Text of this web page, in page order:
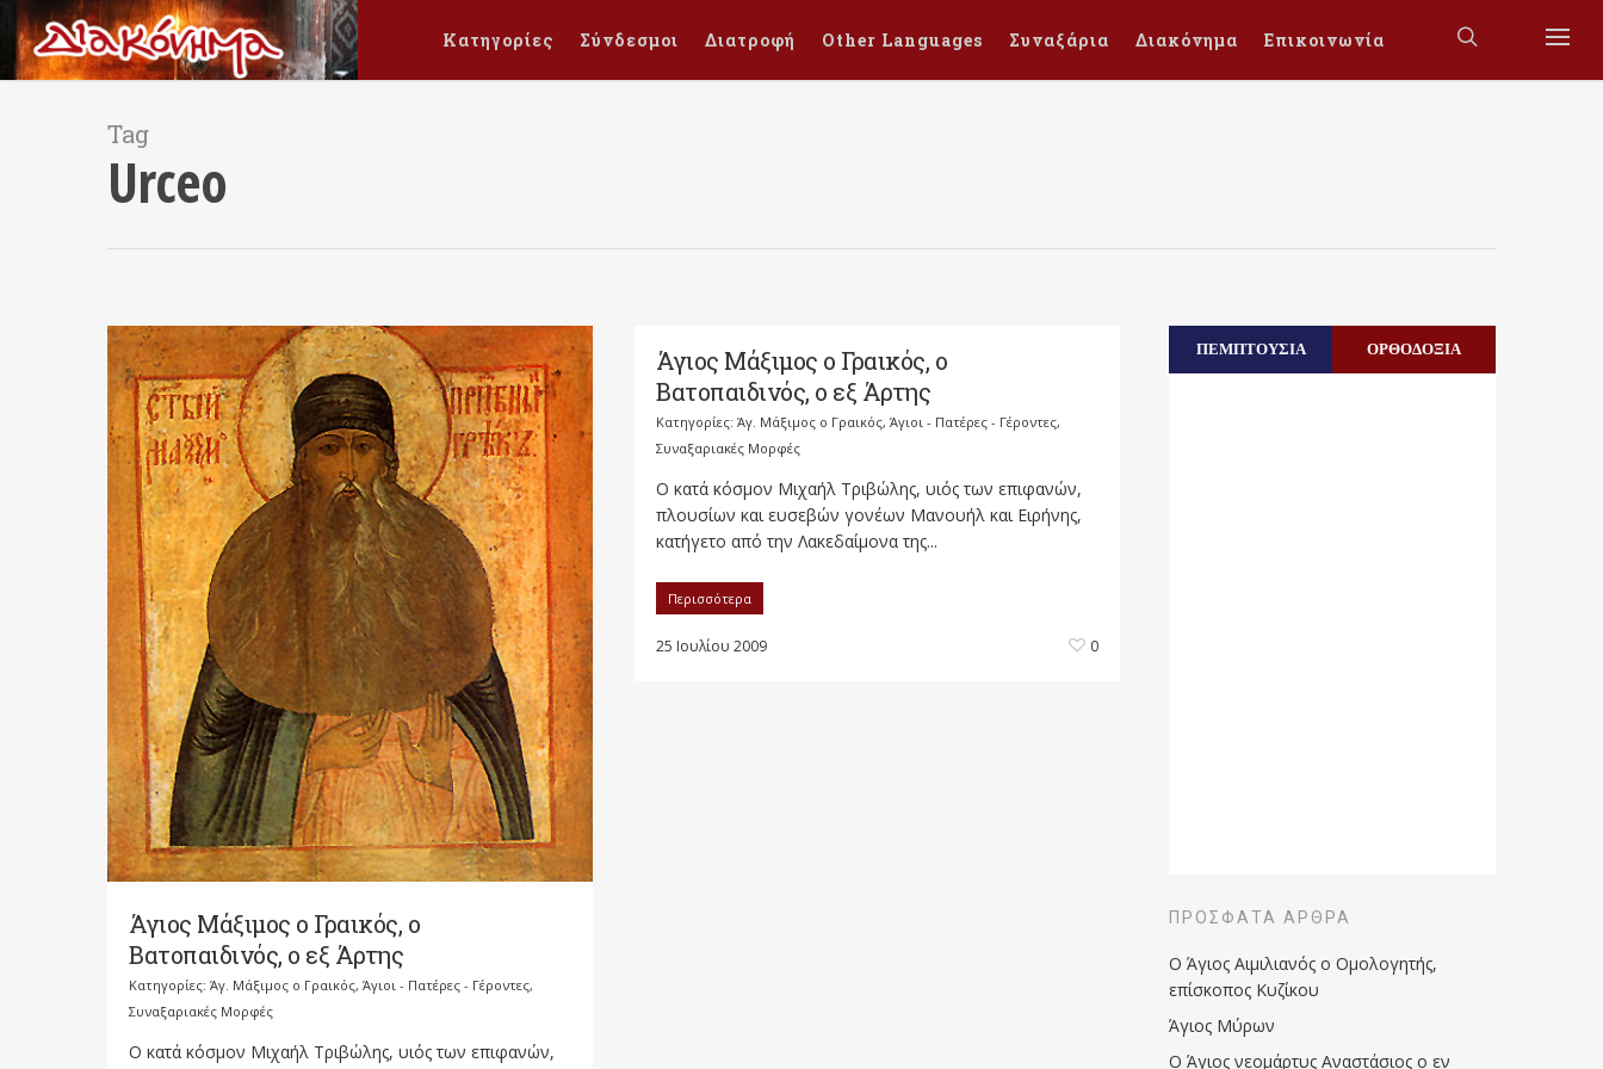
Κατηγορίες Σύνδεσμοι Διατροφή Other Languages Συναξάρια Διακόνημα Επικοινωνία
Tag
Urceo
Άγιος Μάξιμος ο Γραικός, ο
Βατοπαιδινός, ο εξ Άρτης
Κατηγορίες: Άγ. Μάξιμος ο Γραικός, Άγιοι - Πατέρες - Γέροντες,
Συναξαριακές Μορφές
Ο κατά κόσμον Μιχαήλ Τριβώλης, υιός των επιφανών,
Άγιος Μάξιμος ο Γραικός, ο
Βατοπαιδινός, ο εξ Άρτης
Κατηγορίες: Άγ. Μάξιμος ο Γραικός, Άγιοι - Πατέρες - Γέροντες,
Συναξαριακές Μορφές
Ο κατά κόσμον Μιχαήλ Τριβώλης, υιός των επιφανών,
πλουσίων και ευσεβών γονέων Μανουήλ και Ειρήνης,
κατήγετο από την Λακεδαίμονα της...
Περισσότερα
25 Ιουλίου 2009 0
ΠΕΜΠΤΟΥΣΙΑ ΟΡΘΟΔΟΞΙΑ
ΠΡΌΣΦΑΤΑ ΆΡΘΡΑ
Ο Άγιος Αιμιλιανός ο Ομολογητής,
επίσκοπος Κυζίκου
Άγιος Μύρων
Ο Άγιος νεομάρτυς Αναστάσιος ο εν